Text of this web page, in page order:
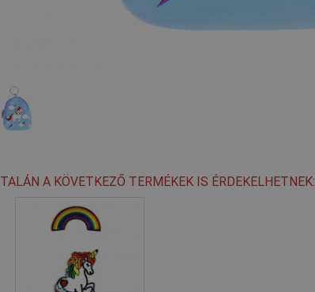
TALÁN A KÖVETKEZŐ TERMÉKEK IS ÉRDEKELHETNEK: